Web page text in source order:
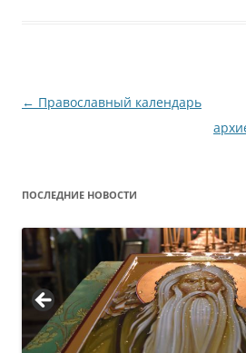
Навигация
← Православный календарь
ПОСЛЕДНИЕ НОВОСТИ